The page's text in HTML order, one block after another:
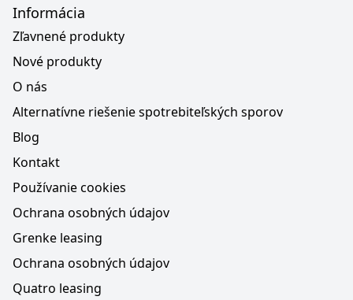
Informácia
Zľavnené produkty
Nové produkty
O nás
Alternatívne riešenie spotrebiteľských sporov
Blog
Kontakt
Používanie cookies
Ochrana osobných údajov
Grenke leasing
Ochrana osobných údajov
Quatro leasing